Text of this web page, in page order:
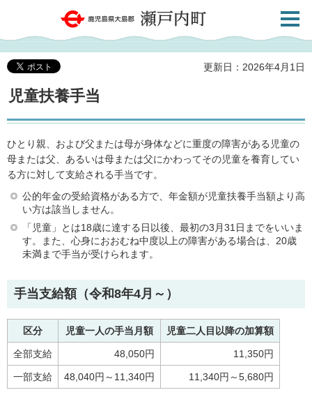
鹿児島県大島郡 瀬戸内町
共通メ
更新日：2026年4月1日
児童扶養手当
ひとり親、および父または母が身体などに重度の障害がある児童の
母または父、あるいは母または父にかわってその児童を養育してい
る方に対して支給される手当です。
公的年金の受給資格がある方で、年金額が児童扶養手当額より高
い方は該当しません。
「児童」とは18歳に達する日以後、最初の3月31日までをいいま
す。また、心身におおむね中度以上の障害がある場合は、20歳
未満まで手当が受けられます。
手当支給額（令和8年4月～）
区分 児童一人の手当月額 児童二人目以降の加算額
全部支給 48,050円 11,350円
一部支給 48,040円～11,340円 11,340円～5,680円